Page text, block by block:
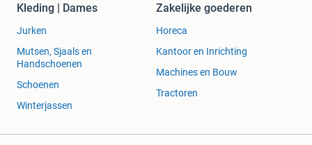
Kleding | Dames
Jurken
Mutsen, Sjaals en
Handschoenen
Schoenen
Winterjassen
Zakelijke goederen
Horeca
Kantoor en Inrichting
Machines en Bouw
Tractoren